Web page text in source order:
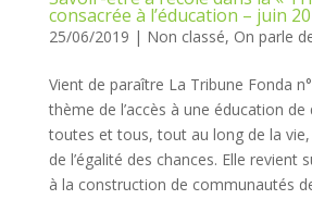
consacrée à l’éducation – juin
25/06/2019 | Non classé, On parle
Vient de paraître La Tribune Fonda
thème de l’accès à une éducation
toutes et tous, tout au long de la
de l’égalité des chances. Elle revient
à la construction de communautés